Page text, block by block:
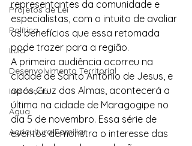
Projetos de Lei
Política
Lula
Desenvolvimento Territorial
Indicação
Água
Agricultura Familiar
representantes da comunidade e
especialistas, com o intuito de avaliar
os benefícios que essa retomada
pode trazer para a região.
A primeira audiência ocorreu na
cidade de Santo Antônio de Jesus, e
após Cruz das Almas, acontecerá a
última na cidade de Maragogipe no
dia 5 de novembro. Essa série de
eventos demonstra o interesse das